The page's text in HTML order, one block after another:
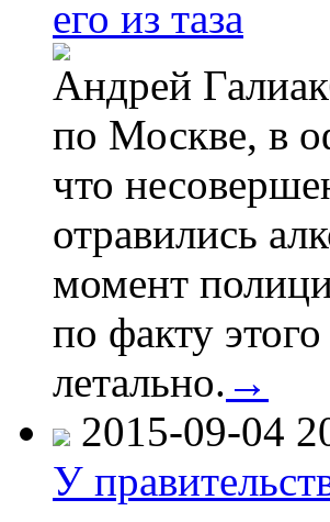
его из таза
Андрей
по Москве, в
что
отравились
момент
по факту
летально. →
2015-09-04
У